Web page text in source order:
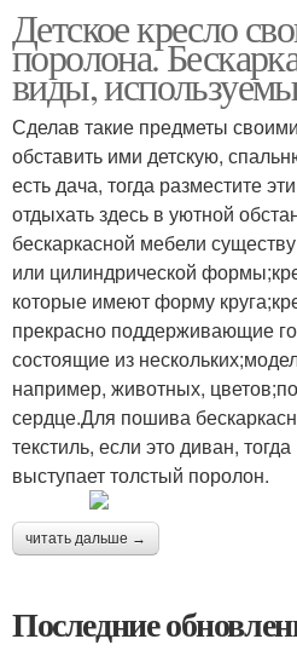
Детское кресло
поролона.
виды,
Сделав такие предметы
обставить ими детскую,
есть дача, тогда разместите
отдыхать здесь в уютной
бескаркасной мебели
или цилиндрической
которые имеют форму
прекрасно поддерживающие
состоящие из
например, животных,
сердце.Для пошива
текстиль, если это диван,
выступает толстый поролон.
читать дальше →
Последние